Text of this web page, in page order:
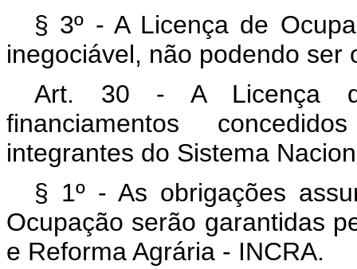
§ 3º - A Licença de
inegociável, não podendo
Art. 30 - A Licença
financiamentos
integrantes do Sistema
§ 1º - As obrigações
Ocupação serão garantidas
e Reforma Agrária - INCRA.